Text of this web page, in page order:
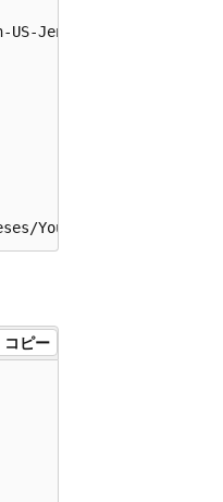
JennyNeural\">The
コピー